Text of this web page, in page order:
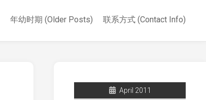
年幼时期 (Older Posts) 联系方式 (Contact Info)
April 2011